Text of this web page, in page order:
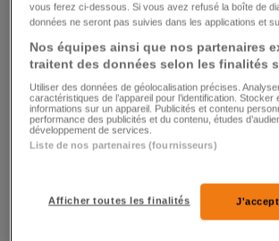
TENNIS - MASTERS
vous ferez ci-dessous. Si vous avez refusé la boîte de
données ne seront pas suivies dans les applications et
Nos équipes ainsi que nos partenaires
traitent des données selon les finalités
Utiliser des données de géolocalisation précises.
caractéristiques de l’appareil pour l’identification.
informations sur un appareil. Publicités et contenu
performance des publicités et du contenu, études
développement de services.
Liste de nos partenaires (fournisseurs)
Afficher toutes les finalités